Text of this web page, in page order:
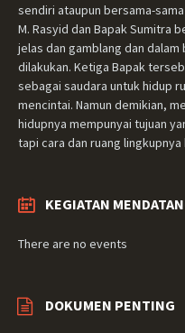
sendiri ataupun bersama-
M. Rasyid dan Bapak Sumitra
jelas dan gamblang dan
dilakukan. Ketiga Bapak
sebagai saudara untuk hidup
mencintai. Namun demikian,
hidupnya mempunyai tujuan
tapi cara dan ruang lingkupnya
KEGIATAN
There are no events
DOKUMEN PENTING